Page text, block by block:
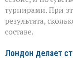
турнирами. При
результата,
составе.
Лондон делает